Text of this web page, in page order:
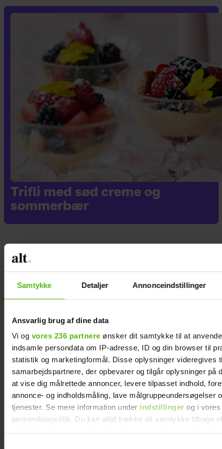
Samtykke Detaljer Annonceindstillinger
Ansvarlig brug af dine data
Vi og vores 236 partnere ønsker dit samtykke til at
indsamle persondata om IP-adresse, ID og din browser til
statistik og marketingformål. Disse oplysninger videregives
samarbejdspartnere, der opbevarer og tilgår oplysninger på
at vise dig målrettede annoncer, levere tilpasset indhold,
annonce- og indholdsmåling, lave målgruppeundersøgelser
tjenester. Se mere information under indstillinger og i vores
persondatapolitik. Du kan altid trække dit samtykke tilbage
Trifli med sød creme og
sommerbær
Ricottakage med hindbær og citron